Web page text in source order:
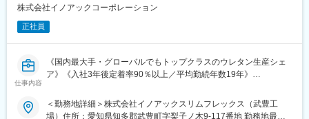
当社は創業70年目を迎え、創業以来断熱工事の設計・施工を行
築土木、管工事の設計・施工を行っています。
長年のご愛顧から元請けがほぼ100％となっており、安定した成
また、福利厚生も充実しており、資格取得支援制度や家族手当、
引っ越し手当や独身寮と、社員の働きやすい環境を作っていま
工場内の工事を基本的に請け負っているため、工場稼働時間内に
株式会社イノアックコーポレーション
正社員
仕事内容
《国内最大手・グローバルでもトップクラスのウレタン生産シェ
ア》《入社3年後定着率90％以上／平均勤続年数19年》
●各種手当の充実（家族手当、生活加給、食事手当等）
●チャレンジを良しとする社風。積極的に新たな取り組みに挑戦で
＜勤務地詳細＞株式会社イノアックスリムフレックス（武豊工
場）住所：愛知県知多郡武豊町字梨子ノ木9-117番地 勤務地最寄